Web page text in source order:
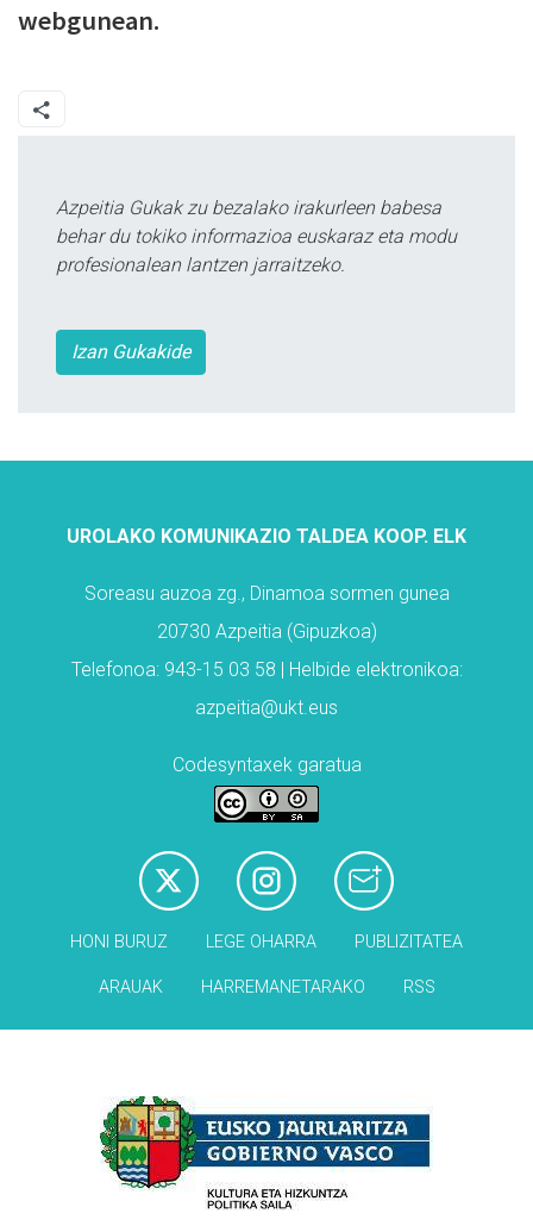
webgunean.
Azpeitia Gukak zu bezalako irakurleen babesa
behar du tokiko informazioa euskaraz eta modu
profesionalean lantzen jarraitzeko.
Izan Gukakide
UROLAKO KOMUNIKAZIO TALDEA KOOP. ELK
Soreasu auzoa zg., Dinamoa sormen gunea
20730 Azpeitia (Gipuzkoa)
Telefonoa: 943-15 03 58 | Helbide elektronikoa:
azpeitia@ukt.eus
Codesyntaxek garatua
HONI BURUZ LEGE OHARRA PUBLIZITATEA
ARAUAK HARREMANETARAKO RSS